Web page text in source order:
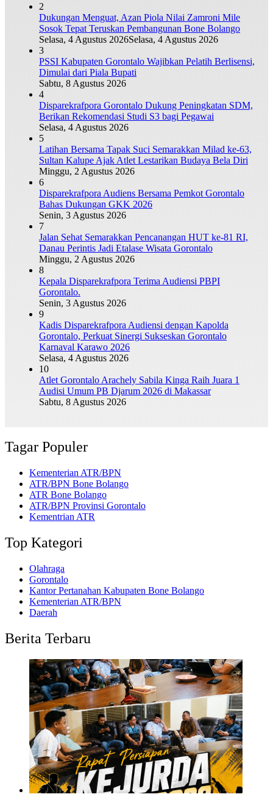
2
Dukungan Menguat, Azan Piola Nilai Zamroni Mile
Sosok Tepat Teruskan Pembangunan Bone Bolango
Selasa, 4 Agustus 2026Selasa, 4 Agustus 2026
3
PSSI Kabupaten Gorontalo Wajibkan Pelatih Berlisensi,
Dimulai dari Piala Bupati
Sabtu, 8 Agustus 2026
4
Disparekrafpora Gorontalo Dukung Peningkatan SDM,
Berikan Rekomendasi Studi S3 bagi Pegawai
Selasa, 4 Agustus 2026
5
Latihan Bersama Tapak Suci Semarakkan Milad ke-63,
Sultan Kalupe Ajak Atlet Lestarikan Budaya Bela Diri
Minggu, 2 Agustus 2026
6
Disparekrafpora Audiens Bersama Pemkot Gorontalo
Bahas Dukungan GKK 2026
Senin, 3 Agustus 2026
7
Jalan Sehat Semarakkan Pencanangan HUT ke-81 RI,
Danau Perintis Jadi Etalase Wisata Gorontalo
Minggu, 2 Agustus 2026
8
Kepala Disparekrafpora Terima Audiensi PBPI
Gorontalo.
Senin, 3 Agustus 2026
9
Kadis Disparekrafpora Audiensi dengan Kapolda
Gorontalo, Perkuat Sinergi Sukseskan Gorontalo
Karnaval Karawo 2026
Selasa, 4 Agustus 2026
10
Atlet Gorontalo Arachely Sabila Kinga Raih Juara 1
Audisi Umum PB Djarum 2026 di Makassar
Sabtu, 8 Agustus 2026
Tagar Populer
Kementerian ATR/BPN
ATR/BPN Bone Bolango
ATR Bone Bolango
ATR/BPN Provinsi Gorontalo
Kementrian ATR
Top Kategori
Olahraga
Gorontalo
Kantor Pertanahan Kabupaten Bone Bolango
Kementerian ATR/BPN
Daerah
Berita Terbaru